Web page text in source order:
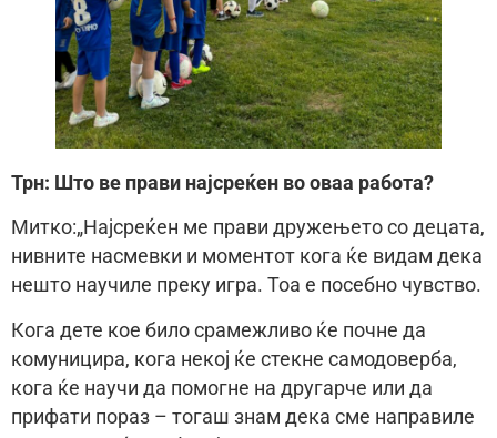
Трн: Што ве прави најсреќен во оваа работа?
Митко:„Најсреќен ме прави дружењето со децата,
нивните насмевки и моментот кога ќе видам дека
нешто научиле преку игра. Тоа е посебно чувство.
Кога дете кое било срамежливо ќе почне да
комуницира, кога некој ќе стекне самодоверба,
кога ќе научи да помогне на другарче или да
прифати пораз – тогаш знам дека сме направиле